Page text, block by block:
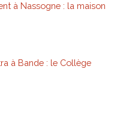
à Nassogne : la maison
à Bande : le Collège